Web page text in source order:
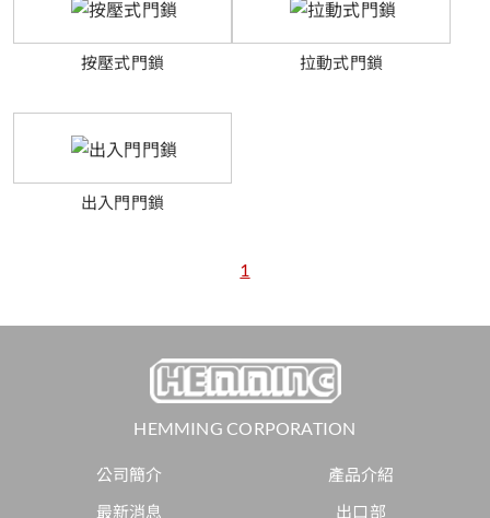
按壓式門鎖 拉動式門鎖
出入門門鎖
1
HEMMING CORPORATION
公司簡介
產品介紹
最新消息
出口部